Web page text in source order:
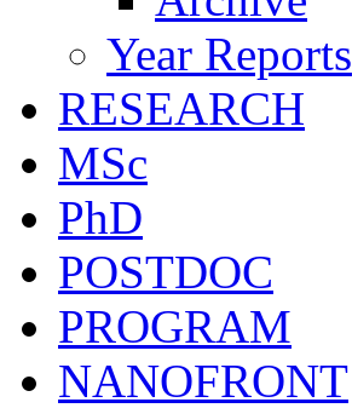
Year Reports
RESEARCH
MSc
PhD
POSTDOC
PROGRAM
NANOFRONT